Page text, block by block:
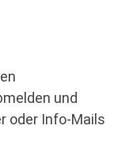
und
oder Info-Mails